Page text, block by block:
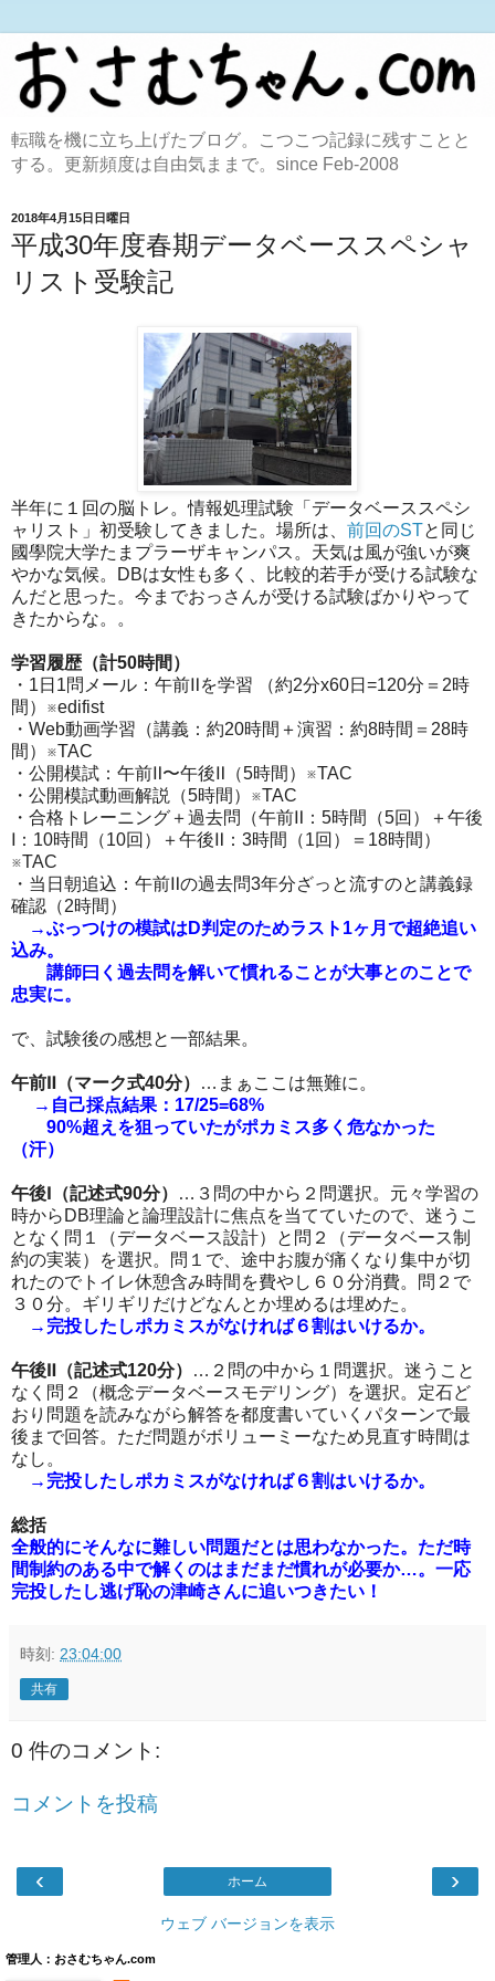
転職を機に立ち上げたブログ。こつこつ記録に残すことと
する。更新頻度は自由気ままで。since Feb-2008
2018年4月15日日曜日
平成30年度春期データベーススペシャ
リスト受験記
半年に１回の脳トレ。情報処理試験「データベーススペシ
ャリスト」初受験してきました。場所は、 前回のSTと同じ
國學院大学たまプラーザキャンパス。天気は風が強いが爽
やかな気候。DBは女性も多く、比較的若手が受ける試験な
んだと思った。今までおっさんが受ける試験ばかりやって
きたからな。。
学習履歴（計50時間）
・1日1問メール：午前Ⅱを学習 （約2分x60日=120分＝2時
間）※edifist
・Web動画学習（講義：約20時間＋演習：約8時間＝28時
間）※TAC
・公開模試：午前Ⅱ〜午後Ⅱ（5時間）※TAC
・公開模試動画解説（5時間）※TAC
・合格トレーニング＋過去問（午前Ⅱ：5時間（5回）＋午後
Ⅰ：10時間（10回）＋午後Ⅱ：3時間（1回）＝18時間）
※TAC
・当日朝追込：午前Ⅱの過去問3年分ざっと流すのと講義録
確認（2時間）
→ぶっつけの模試はD判定のためラスト1ヶ月で超絶追い
込み。
講師曰く過去問を解いて慣れることが大事とのことで
忠実に。
で、試験後の感想と一部結果。
午前Ⅱ（マーク式40分）
…まぁここは無難に。
→自己採点結果：17/25=68%
90%超えを狙っていたがポカミス多く危なかった
（汗）
午後Ⅰ（記述式90分）
…３問の中から２問選択。元々学習の
時からDB理論と論理設計に焦点を当てていたので、迷うこ
となく問１（データベース設計）と問２（データベース制
約の実装）を選択。問１で、途中お腹が痛くなり集中が切
れたのでトイレ休憩含み時間を費やし６０分消費。問２で
３０分。ギリギリだけどなんとか埋めるは埋めた。
→完投したしポカミスがなければ６割はいけるか。
午後Ⅱ（記述式120分）
…２問の中から１問選択。迷うこと
なく問２（概念データベースモデリング）を選択。定石ど
おり問題を読みながら解答を都度書いていくパターンで最
後まで回答。ただ問題がボリューミーなため見直す時間は
なし。
→完投したしポカミスがなければ６割はいけるか。
総括
全般的にそんなに難しい問題だとは思わなかった。ただ時
間制約のある中で解くのはまだまだ慣れが必要か…。一応
完投したし逃げ恥の津崎さんに追いつきたい！
時刻: 23:04:00
共有
0 件のコメント:
コメントを投稿
‹ ›
ホーム
ウェブ バージョンを表示
管理人：おさむちゃん.com